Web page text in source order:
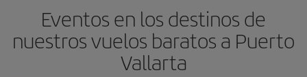
Eventos en los destinos de
nuestros vuelos baratos a Puerto
Vallarta